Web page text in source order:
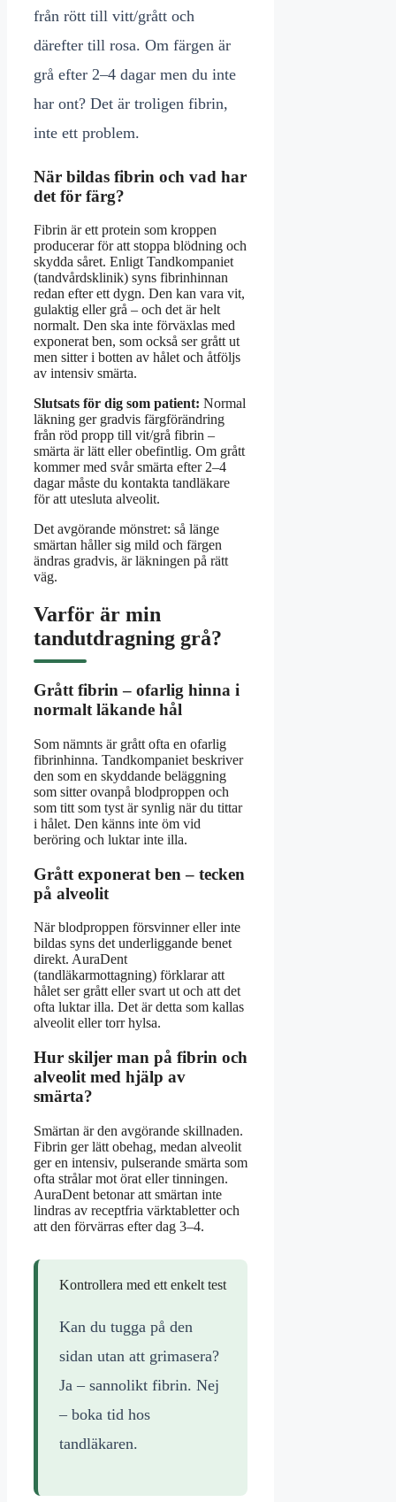
från rött till vitt/grått och
därefter till rosa. Om färgen är
grå efter 2–4 dagar men du inte
har ont? Det är troligen fibrin,
inte ett problem.
När bildas fibrin och vad har
det för färg?
Fibrin är ett protein som kroppen
producerar för att stoppa blödning och
skydda såret. Enligt Tandkompaniet
(tandvårdsklinik) syns fibrinhinnan
redan efter ett dygn. Den kan vara vit,
gulaktig eller grå – och det är helt
normalt. Den ska inte förväxlas med
exponerat ben, som också ser grått ut
men sitter i botten av hålet och åtföljs
av intensiv smärta.
Slutsats för dig som patient: Normal
läkning ger gradvis färgförändring
från röd propp till vit/grå fibrin –
smärta är lätt eller obefintlig. Om grått
kommer med svår smärta efter 2–4
dagar måste du kontakta tandläkare
för att utesluta alveolit.
Det avgörande mönstret: så länge
smärtan håller sig mild och färgen
ändras gradvis, är läkningen på rätt
väg.
Varför är min
tandutdragning grå?
Grått fibrin – ofarlig hinna i
normalt läkande hål
Som nämnts är grått ofta en ofarlig
fibrinhinna. Tandkompaniet beskriver
den som en skyddande beläggning
som sitter ovanpå blodproppen och
som titt som tyst är synlig när du tittar
i hålet. Den känns inte öm vid
beröring och luktar inte illa.
Grått exponerat ben – tecken
på alveolit
När blodproppen försvinner eller inte
bildas syns det underliggande benet
direkt. AuraDent
(tandläkarmottagning) förklarar att
hålet ser grått eller svart ut och att det
ofta luktar illa. Det är detta som kallas
alveolit eller torr hylsa.
Hur skiljer man på fibrin och
alveolit med hjälp av
smärta?
Smärtan är den avgörande skillnaden.
Fibrin ger lätt obehag, medan alveolit
ger en intensiv, pulserande smärta som
ofta strålar mot örat eller tinningen.
AuraDent betonar att smärtan inte
lindras av receptfria värktabletter och
att den förvärras efter dag 3–4.
Kontrollera med ett enkelt test
Kan du tugga på den
sidan utan att grimasera?
Ja – sannolikt fibrin. Nej
– boka tid hos
tandläkaren.